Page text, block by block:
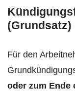
(Grundsatz)
Für den
oder zum Ende